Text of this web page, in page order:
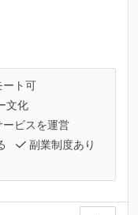
ート可
文化
ービスを運営
副業制度あり